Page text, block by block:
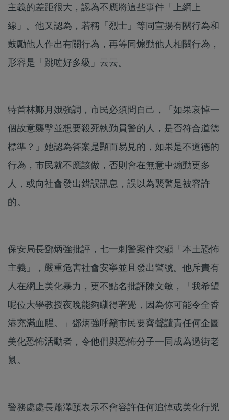
主義的差距很大，認為不應將這些事件「上綱上
線」。他又認為，若稱「烈士」等同宣揚有關行為和
鼓勵他人作出有關行為，再等同煽動他人相關行為，
形容是「跳咗好多級」云云。
特首林鄭月娥強調，市民必須問自己，「如果哀悼一
個故意襲擊並想要殺死執勤員警的人，是否符合道德
標準？」她認為答案是顯而易見的，如果是不道德的
行為，市民就不應該做，否則會在無意中煽動更多
人，或向社會發出錯誤訊息，誤以為襲警是被容許
的。
保安局長鄧炳強批評，七一刺警案件突顯「本土恐怖
主義」，嚴重危害社會安寧並且發出警號。他斥責有
人在網上美化暴力，更不點名批評陳文敏，「我希望
呢位大學教授夜晚能夠瞓得著覺，因為你可能令全香
港充滿血腥。」鄧炳強呼籲市民要齊聲譴責任何企圖
美化恐怖活動者，令他們與恐怖分子一同成為過街老
鼠。
警務處處長蕭澤頤表示不會容許任何追悼或美化行兇